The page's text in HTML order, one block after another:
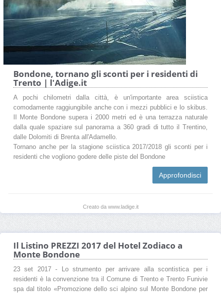
Bondone, tornano gli sconti per i residenti di
Trento | l'Adige.it
A pochi chilometri dalla città, è un'importante area sciistica
comodamente raggiungibile anche con i mezzi pubblici e lo skibus.
Il Monte Bondone supera i 2000 metri ed è una terrazza naturale
dalla quale spaziare sul panorama a 360 gradi di tutto il Trentino,
dalle Dolomiti di Brenta all'Adamello.
Tornano anche per la stagione sciistica 2017/2018 gli sconti per i
residenti che vogliono godere delle piste del Bondone
Approfondisci
Creato da www.ladige.it
Il Listino PREZZI 2017 del Hotel Zodiaco a
Monte Bondone
23 set 2017 - Lo strumento per arrivare alla scontistica per i
residenti è la convenzione tra il Comune di Trento e Trento Funivie
spa dal titolo «Promozione dello sci alpino sul Monte Bondone per